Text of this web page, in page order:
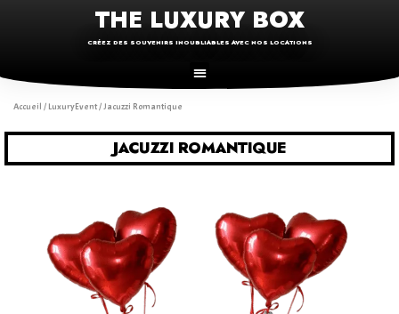
THE LUXURY BOX
CRÉEZ DES SOUVENIRS INOUBLIABLES AVEC NOS LOCATIONS
Accueil / LuxuryEvent/ Jacuzzi Romantique
JACUZZI ROMANTIQUE